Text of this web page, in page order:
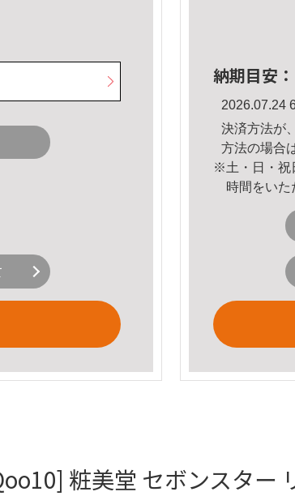
納期目安：
2026.07.24
決済方法が
方法の場合
※土・日・祝
時間をいた
粧美堂 セボンスター